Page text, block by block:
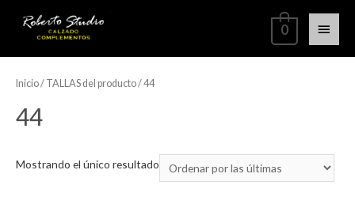
0
Inicio/ TALLAS del producto / 44
44
Mostrando el único resultado